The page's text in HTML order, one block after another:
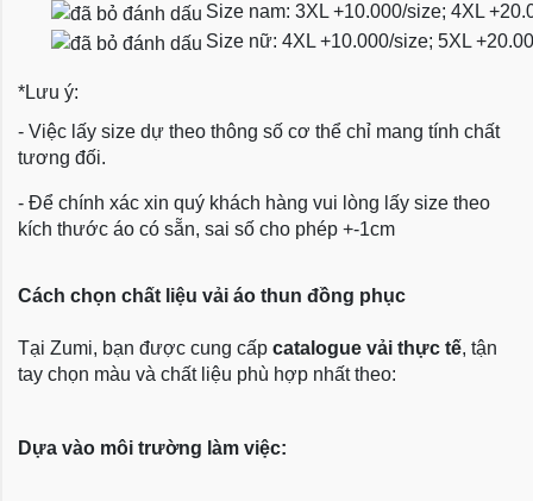
Size nam: 3XL +10.000/size; 4XL
Size nữ: 4XL +10.000/size; 5XL
*Lưu ý:
- Việc lấy size dự theo thông số cơ thể chỉ mang tính chất
tương đối.
- Để chính xác xin quý khách hàng vui lòng lấy size theo
kích thước áo có sẵn, sai số cho phép +-1cm
Cách chọn chất liệu vải áo thun đồng phục
Tại Zumi, bạn được cung cấp catalogue vải thực tế, tận
tay chọn màu và chất liệu phù hợp nhất theo:
Dựa vào môi trường làm việc: